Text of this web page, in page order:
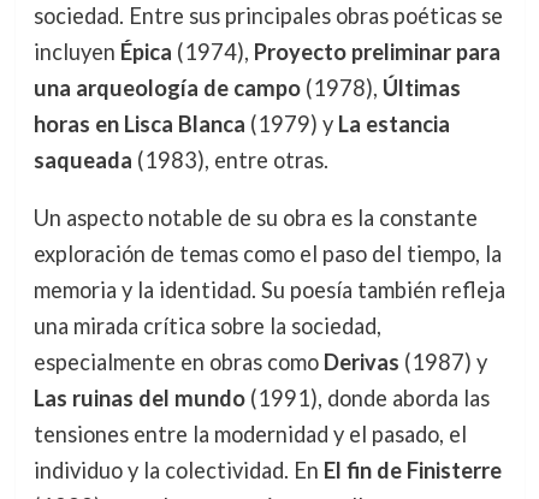
sociedad. Entre sus principales obras poéticas se
incluyen Épica (1974), Proyecto preliminar para
una arqueología de campo(1978), Últimas
horas en Lisca Blanca (1979) y La estancia
saqueada (1983), entre otras.
Un aspecto notable de su obra es la constante
exploración de temas como el paso del tiempo, la
memoria y la identidad. Su poesía también refleja
una mirada crítica sobre la sociedad,
especialmente en obras como Derivas (1987) y
Las ruinas del mundo(1991), donde aborda las
tensiones entre la modernidad y el pasado, el
individuo y la colectividad. En El fin de Finisterre